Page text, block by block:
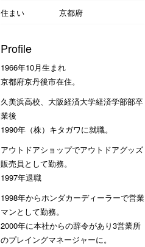
住まい
京都府
Profile
1966年10月生まれ
京都府京丹後市在住。
久美浜高校、大阪経済大学経済学部部卒
業後
1990年（株）キタガワに就職。
アウトドアショップでアウトドアグッズ
販売員として勤務。
1997年退職
1998年からホンダカーディーラーで営業
マンとして勤務。
2000年に本社からの辞令があり3営業所
のプレイングマネージャーに。